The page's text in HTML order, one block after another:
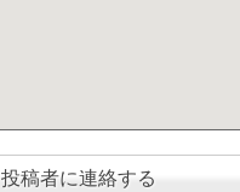
投稿者に連絡する